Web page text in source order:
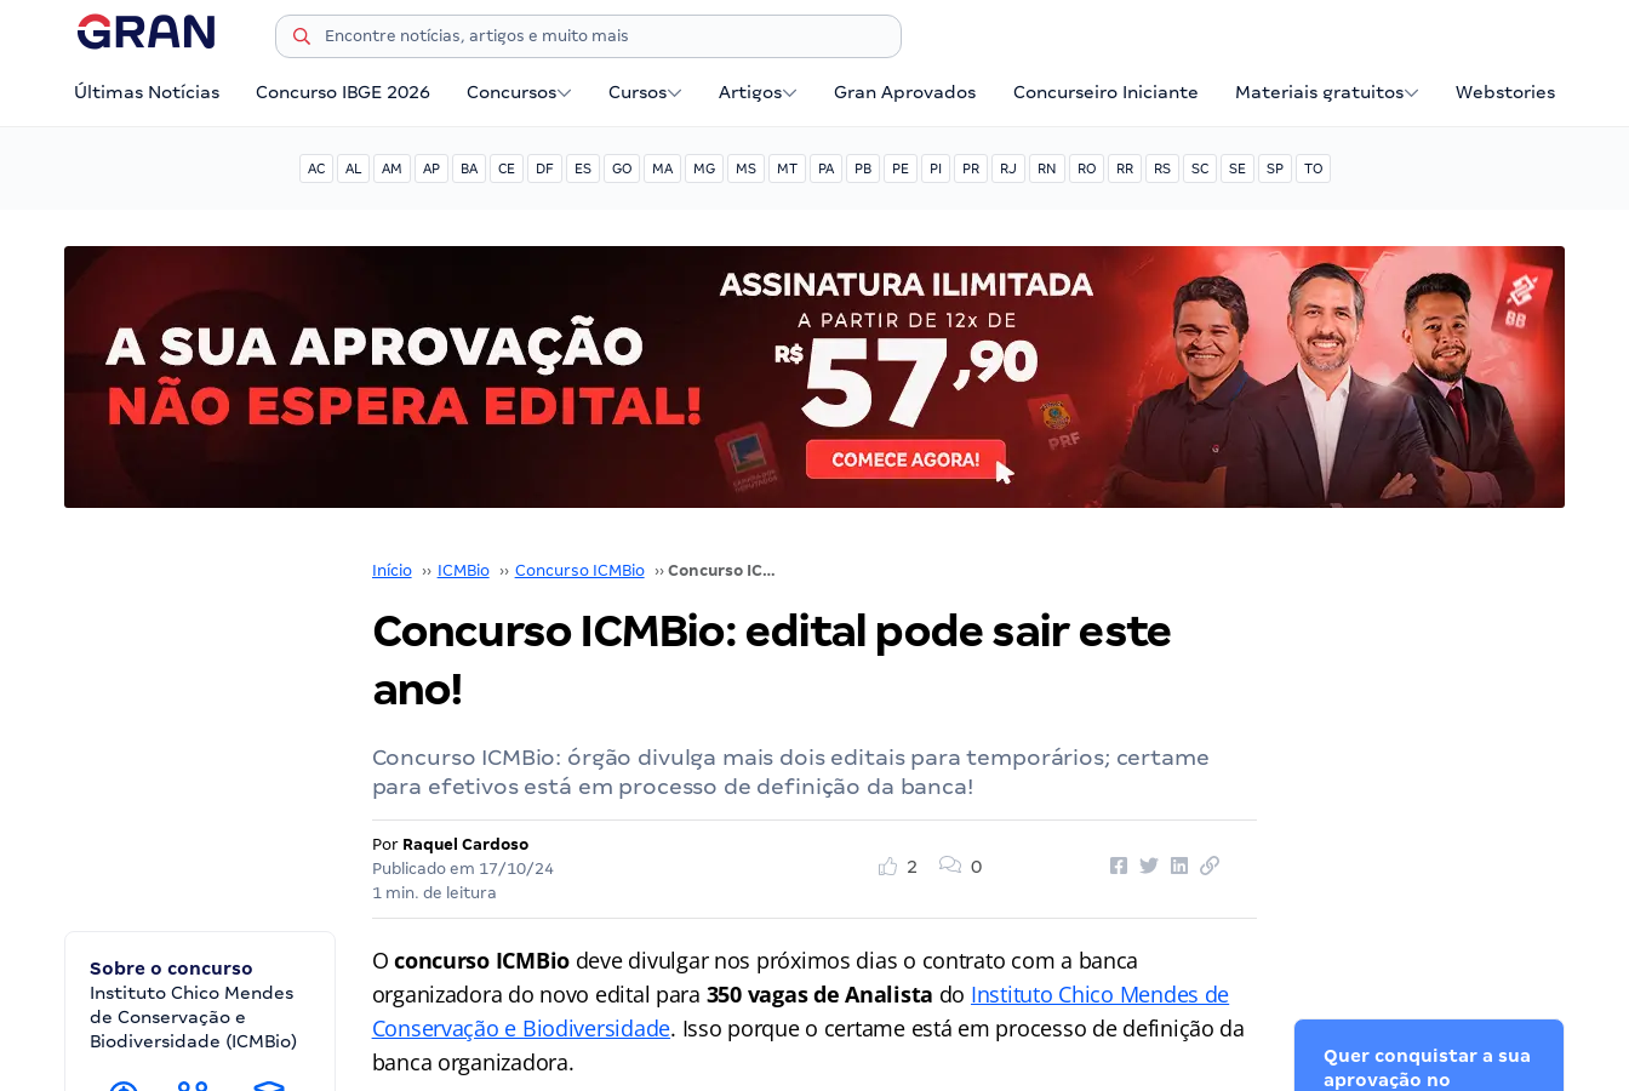
Últimas Notícias Concurso IBGE 2026 Concursos Cursos Artigos Gran Aprovados Concurseiro Iniciante Materiais gratuitos Webstories
AC AL AM AP BA CE DF ES GO MA MG MS MT PA PB PE PI PR RJ RN RO RR RS SC SE SP TO
Início ›› ICMBio ›› Concurso ICMBio ›› Concurso ICMBio: edital pode sair este ano!
Concurso ICMBio: edital pode sair este
ano!
Concurso ICMBio: órgão divulga mais dois editais para temporários; certame
para efetivos está em processo de definição da banca!
Por Raquel Cardoso
Publicado em 17/10/24
1 min. de leitura
2 0
Sobre o concurso
Instituto Chico Mendes
de Conservação e
Biodiversidade (ICMBio)
Oconcurso ICMBio deve divulgar nos próximos dias o contrato com a banca
organizadora do novo edital para 350 vagas de Analista do Instituto Chico Mendes de
Conservação e Biodiversidade. Isso porque o certame está em processo de definição da
banca organizadora.
Quer conquistar a sua
aprovação no